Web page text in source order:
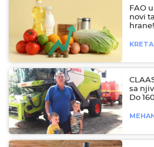
FAO
novi
hrane!
sa
Do